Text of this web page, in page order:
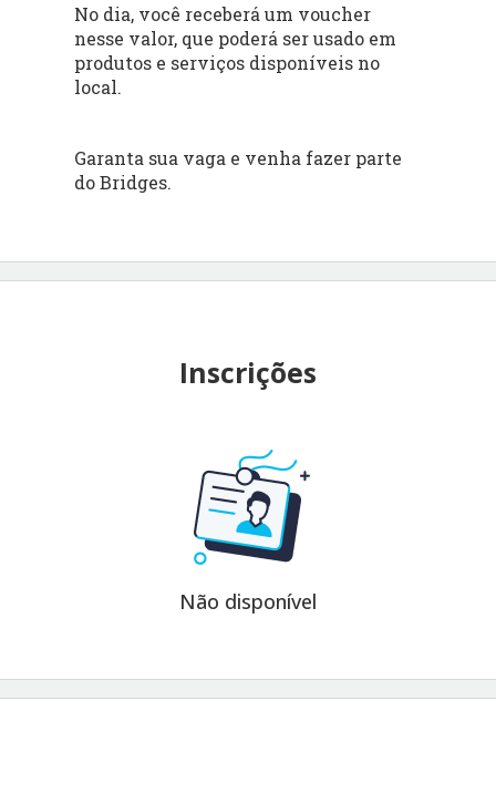
No dia, você receberá um voucher
nesse valor, que poderá ser usado em
produtos e serviços disponíveis no
local.
Garanta sua vaga e venha fazer parte
do Bridges.
Inscrições
Não disponível